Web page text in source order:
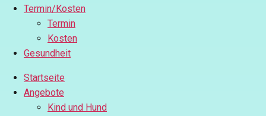
Termin/Kosten
Termin
Kosten
Gesundheit
Startseite
Angebote
Kind und Hund